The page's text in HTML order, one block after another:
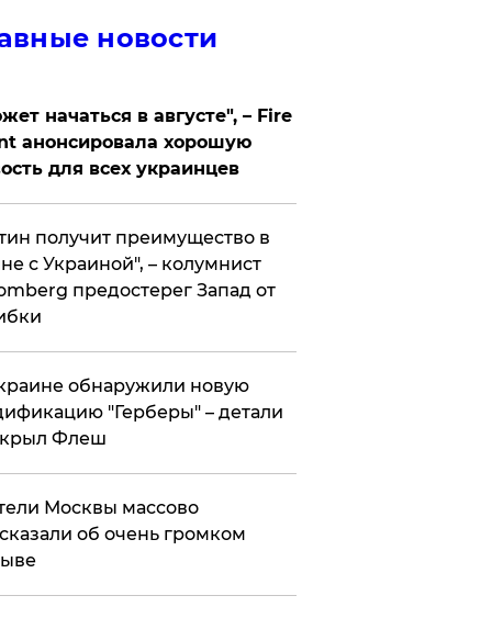
новости
начаться в августе", – Fire
анонсировала хорошую
для всех украинцев
получит преимущество в
с Украиной", – колумнист
предостерег Запад от
обнаружили новую
"Герберы" – детали
Флеш
Москвы массово
об очень громком